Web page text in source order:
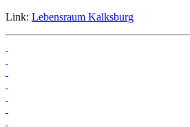
Link: Lebensraum Kalksburg